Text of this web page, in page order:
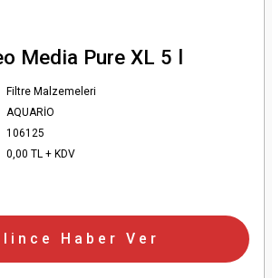
Media Pure XL 5 l
Filtre Malzemeleri
AQUARİO
106125
0,00 TL + KDV
Haber Ver